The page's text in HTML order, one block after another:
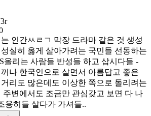
인간ㅆㄹㄱ 막장 드라마 같은 것 생성
실히 옳게 살아가려는 국민들 선동하는
올리는 사람들 반성들 하고 삽시다들 -
나 한국인으로 살면서 아름답고 좋은
리도 많은데도 이상한 쪽으로 돌리려는
주변에서도 조금만 관심갖고 보면 다 나
용히들 살다가 가셔들..